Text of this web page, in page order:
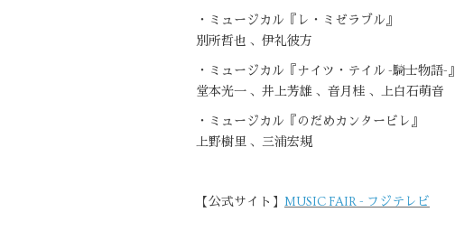
・ミュージカル『レ・ミゼラブル』
別所哲也 、伊礼彼方
・ミュージカル『ナイツ・テイル -騎士物語-』
堂本光一 、井上芳雄 、音月桂 、上白石萌音
・ミュージカル『のだめカンタービレ』
上野樹里 、三浦宏規
【公式サイト】 MUSIC FAIR - フジテレビ